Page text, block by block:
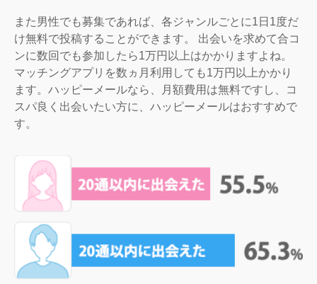
また男性でも募集であれば、各ジャンルごとに1日1度だ
け無料で投稿することができます。 出会いを求めて合コ
ンに数回でも参加したら1万円以上はかかりますよね。
マッチングアプリを数ヵ月利用しても1万円以上かかり
ます。ハッピーメールなら、月額費用は無料ですし、コ
スパ良く出会いたい方に、ハッピーメールはおすすめで
す。